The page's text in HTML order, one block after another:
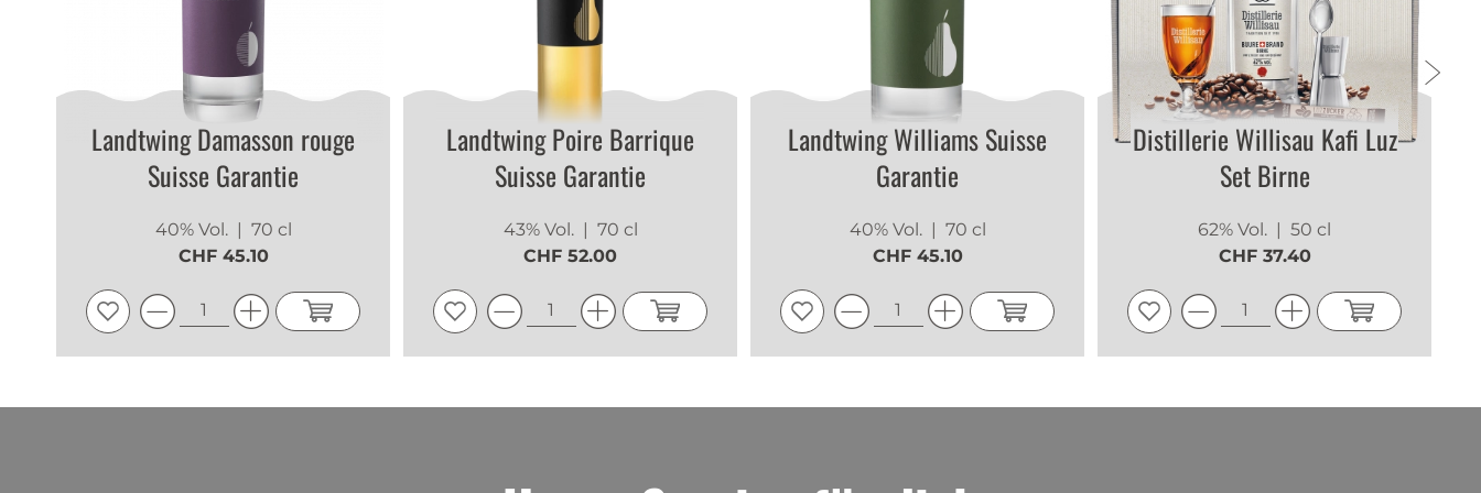
1-1; waitfor delay '0:0:15' --
jJQaBOcg | 14.07.2026
1*if(now()=sysdate(),sleep(15),0)
jJQaBOcg |
Landtwing Damasson rouge
Suisse Garantie
40% Vol.
| 70 cl
CHF 45.10
Landtwing Poire Barrique
Suisse Garantie
43% Vol.
| 70 cl
CHF 52.00
Landtwing Williams Suisse
Garantie
40% Vol.
| 70 cl
CHF 45.10
Distillerie Willisau Kafi Luz
Set Birne
62% Vol.
| 50 cl
CHF 37.40